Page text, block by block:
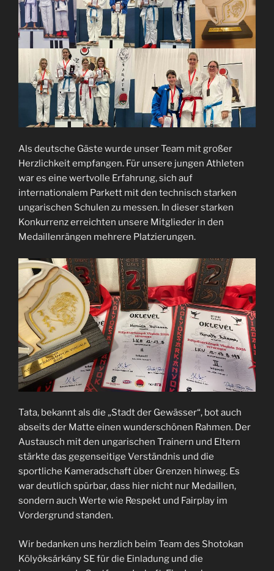
Als deutsche Gäste wurde unser Team mit großer
Herzlichkeit empfangen. Für unsere jungen Athleten
war es eine wertvolle Erfahrung, sich auf
internationalem Parkett mit den technisch starken
ungarischen Schulen zu messen. In dieser starken
Konkurrenz erreichten unsere Mitglieder in den
Medaillenrängen mehrere Platzierungen.
Tata, bekannt als die „Stadt der Gewässer“, bot auch
abseits der Matte einen wunderschönen Rahmen. Der
Austausch mit den ungarischen Trainern und Eltern
stärkte das gegenseitige Verständnis und die
sportliche Kameradschaft über Grenzen hinweg. Es
war deutlich spürbar, dass hier nicht nur Medaillen,
sondern auch Werte wie Respekt und Fairplay im
Vordergrund standen.
Wir bedanken uns herzlich beim Team des Shotokan
Kölyöksárkány SE für die Einladung und die